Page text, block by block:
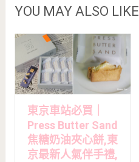
YOU MAY ALSO LIKE
東京車站必買｜
Press Butter Sand
焦糖奶油夾心餅,東
京最新人氣伴手禮,